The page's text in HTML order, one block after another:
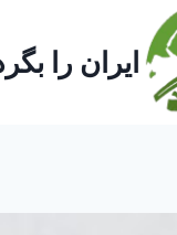
ایران را